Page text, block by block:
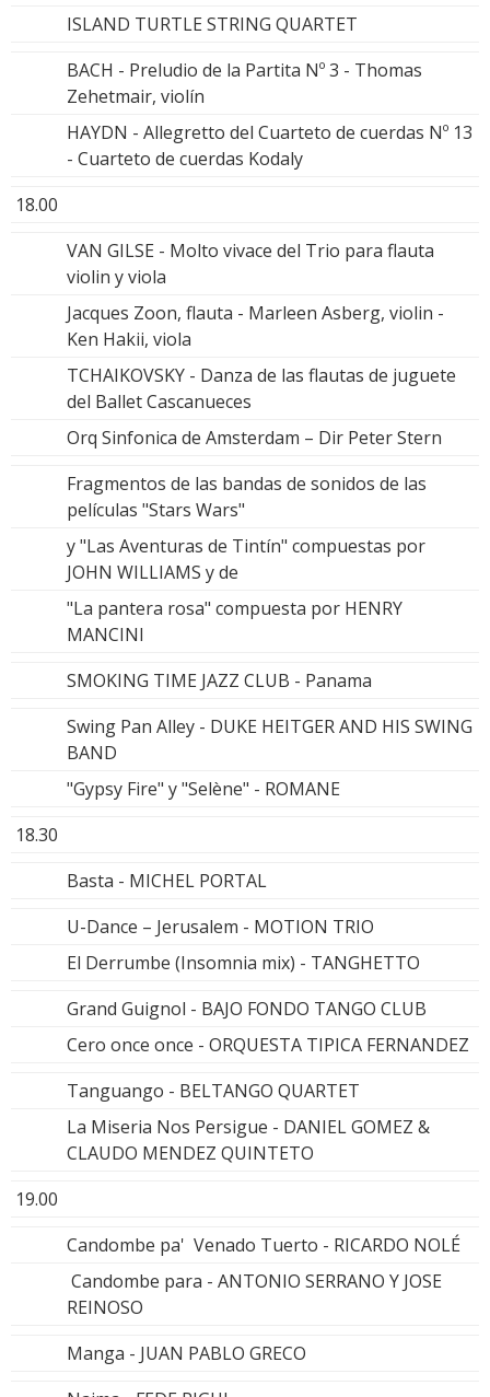
ISLAND TURTLE STRING QUARTET
BACH - Preludio de la Partita Nº 3 - Thomas
Zehetmair, violín
HAYDN - Allegretto del Cuarteto de cuerdas Nº 13
- Cuarteto de cuerdas Kodaly
18.00
VAN GILSE - Molto vivace del Trio para flauta
violin y viola
Jacques Zoon, flauta - Marleen Asberg, violin -
Ken Hakii, viola
TCHAIKOVSKY - Danza de las flautas de juguete
del Ballet Cascanueces
Orq Sinfonica de Amsterdam – Dir Peter Stern
Fragmentos de las bandas de sonidos de las
películas "Stars Wars"
y "Las Aventuras de Tintín" compuestas por
JOHN WILLIAMS y de
"La pantera rosa" compuesta por HENRY
MANCINI
SMOKING TIME JAZZ CLUB - Panama
Swing Pan Alley - DUKE HEITGER AND HIS SWING
BAND
"Gypsy Fire" y "Selène" - ROMANE
18.30
Basta - MICHEL PORTAL
U-Dance – Jerusalem - MOTION TRIO
El Derrumbe (Insomnia mix) - TANGHETTO
Grand Guignol - BAJO FONDO TANGO CLUB
Cero once once - ORQUESTA TIPICA FERNANDEZ
Tanguango - BELTANGO QUARTET
La Miseria Nos Persigue - DANIEL GOMEZ &
CLAUDO MENDEZ QUINTETO
19.00
Candombe pa' Venado Tuerto - RICARDO NOLÉ
Candombe para - ANTONIO SERRANO Y JOSE
REINOSO
Manga - JUAN PABLO GRECO